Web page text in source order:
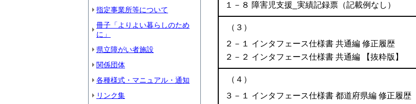
指定事業所等について
冊子「よりよい暮らしのため
に」
県立障がい者施設
関係団体
各種様式・マニュアル・通知
リンク集
１－８ 障害児支援_実績記録票（記載例なし）
（３）
２－１ インタフェース仕様書 共通編 修正履歴
２－２ インタフェース仕様書 共通編 【抜粋版】
（４）
３－１ インタフェース仕様書 都道府県編 修正履歴